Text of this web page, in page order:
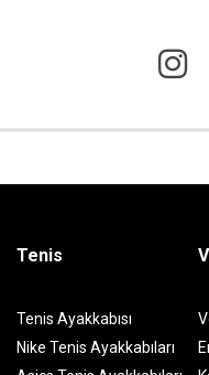
Tenis
Tenis Ayakkabısı
Nike Tenis Ayakkabıları